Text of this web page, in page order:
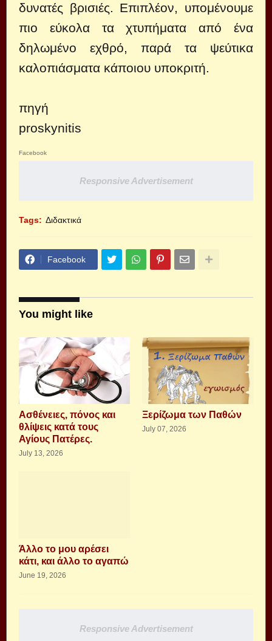
δυνατές βρισιές. Επιπλέον, υπομένουμε
πιο εύκολα τα χτυπήματα από ένα
δηλωμένο εχθρό, παρά τα ψεύτικα
καλοπιάσματα κάποιου υποκριτή.
πηγή
proskynitis
Facebook
Responsive Advertisement
Tags: Διδακτικά
Facebook
You might like
Aσθένειες, πόνος και
θλίψεις κατά τους
Αγίους Πατέρες.
July 13, 2026
Ξερίζωμα των Παθών
July 07, 2026
Άλλο το μου αρέσει
κάτι, και άλλο το αγαπώ
June 19, 2026
Responsive Advertisement